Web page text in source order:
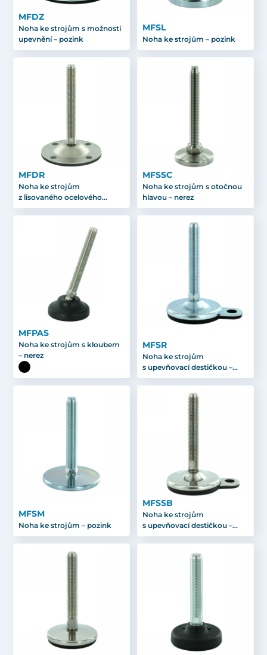
MFDZ
Noha ke strojům s možností
upevnění – pozink
MFSL
Noha ke strojům – pozink
MFDR
Noha ke strojům
z lisovaného ocelového
plechu s upevněním – nerez
MFSSC
Noha ke strojům s otočnou
hlavou – nerez
MFPAS
Noha ke strojům s kloubem
– nerez
MFSR
Noha ke strojům
s upevňovací destičkou –
pozink
MFSM
Noha ke strojům – pozink
MFSSB
Noha ke strojům
s upevňovací destičkou –
nerez